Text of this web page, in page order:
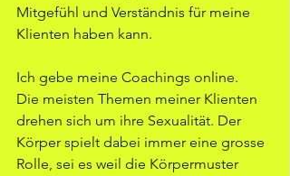
Mitgefühl und Verständnis für meine
Klienten haben kann.
Ich gebe meine Coachings online.
Die meisten Themen meiner Klienten
drehen sich um ihre Sexualität. Der
Körper spielt dabei immer eine grosse
Rolle, sei es weil die Körpermuster